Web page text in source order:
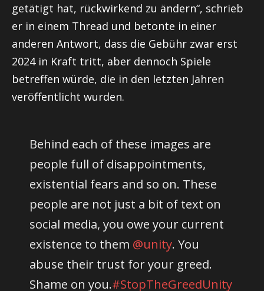
getätigt hat, rückwirkend zu ändern“, schrieb
er in einem Thread und betonte in einer
anderen Antwort, dass die Gebühr zwar erst
2024 in Kraft tritt, aber dennoch Spiele
betreffen würde, die in den letzten Jahren
veröffentlicht wurden.
Behind each of these images are
people full of disappointments,
existential fears and so on. These
people are not just a bit of text on
social media, you owe your current
existence to them @unity. You
abuse their trust for your greed.
Shame on you.#StopTheGreedUnity